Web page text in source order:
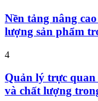
Nền tảng nâng
lượng sản phẩm
4
Quản lý trực quan
và chất lượng